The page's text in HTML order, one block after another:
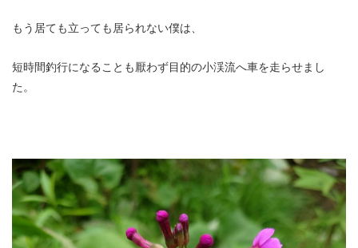
もう居ても立っても居られない僕は、
短時間釣行になることも厭わず目的の小渓流へ車を走らせまし
た。